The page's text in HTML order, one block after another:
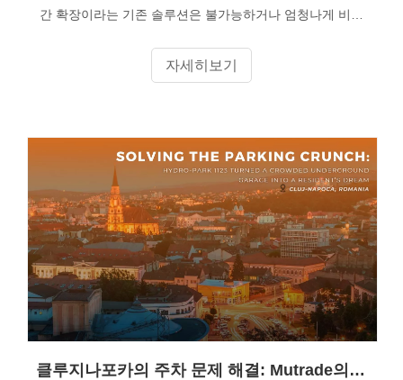
간 확장이라는 기존 솔루션은 불가능하거나 엄청나게 비용
공간에 두 개의 주차 공간을 만들도록 설계된 소형 2포스트
유압식 주차 리프트인 Hydro-Park 1120을 살펴봅니다.
안전 기능, 설치 요구 사항 및 주거용, 상업용 및 자동차 환
경에 적합한 애플리케이션에 대해 자세히 설명합니다.
자세히보기
클루지나포카의 주차 문제 해결: Mutrade의 Hydro-Park 1123이 혼잡한 지하 차고를 주민의 꿈으로 변화시킨 방법